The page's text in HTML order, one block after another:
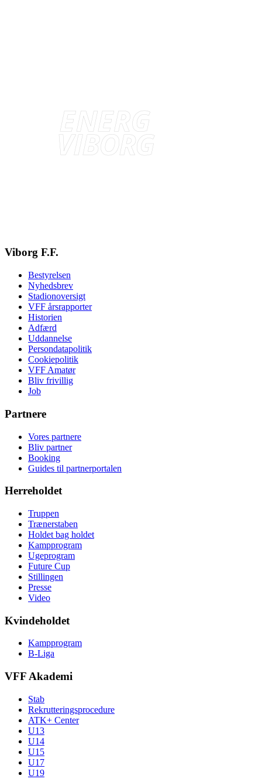
Viborg F.F.
Bestyrelsen
Nyhedsbrev
Stadionoversigt
VFF årsrapporter
Historien
Adfærd
Uddannelse
Persondatapolitik
Cookiepolitik
VFF Amatør
Bliv frivillig
Job
Partnere
Vores partnere
Bliv partner
Booking
Guides til partnerportalen
Herreholdet
Truppen
Trænerstaben
Holdet bag holdet
Kampprogram
Ugeprogram
Future Cup
Stillingen
Presse
Video
Kvindeholdet
Kampprogram
B-Liga
VFF Akademi
Stab
Rekrutteringsprocedure
ATK+ Center
U13
U14
U15
U17
U19